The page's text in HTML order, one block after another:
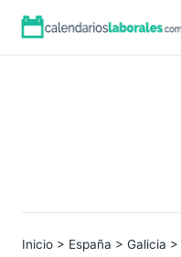
Inicio > España > Galicia >